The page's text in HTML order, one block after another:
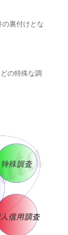
裏付けとな
の特殊な調